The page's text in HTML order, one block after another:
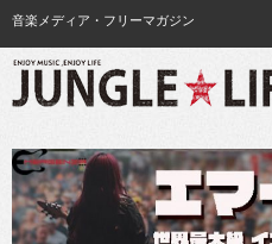
音楽メディア・フリーマガジン